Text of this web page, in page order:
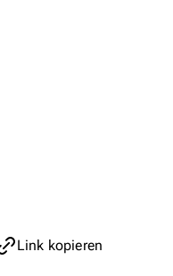
Link kopieren